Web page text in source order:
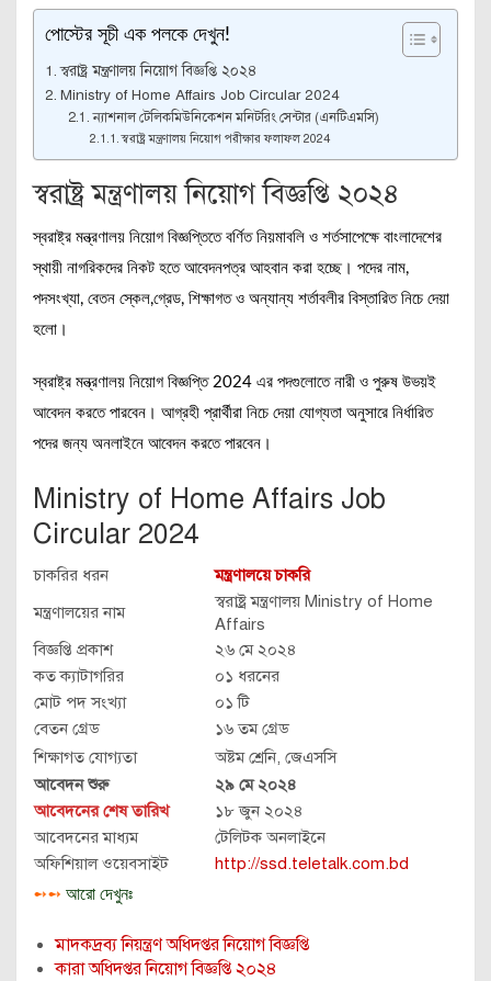
পোস্টের সূচী এক পলকে দেখুন!
স্বরাষ্ট্র মন্ত্রণালয় নিয়োগ বিজ্ঞপ্তি ২০২৪
Ministry of Home Affairs Job Circular 2024
ন্যাশনাল টেলিকমিউনিকেশন মনিটরিং সেন্টার (এনটিএমসি)
স্বরাষ্ট্র মন্ত্রণালয় নিয়োগ পরীক্ষার ফলাফল 2024
স্বরাষ্ট্র মন্ত্রণালয় নিয়োগ বিজ্ঞপ্তি ২০২৪
স্বরাষ্ট্র মন্ত্রণালয় নিয়োগ বিজ্ঞপ্তিতে বর্ণিত নিয়মাবলি ও শর্তসাপেক্ষে বাংলাদেশের
স্থায়ী নাগরিকদের নিকট হতে আবেদনপত্র আহবান করা হচ্ছে। পদের নাম,
পদসংখ্যা, বেতন স্কেল,গ্রেড, শিক্ষাগত ও অন্যান্য শর্তাবলীর বিস্তারিত নিচে দেয়া
হলো।
স্বরাষ্ট্র মন্ত্রণালয় নিয়োগ বিজ্ঞপ্তি 2024 এর পদগুলোতে নারী ও পুরুষ উভয়ই
আবেদন করতে পারবেন। আগ্রহী প্রার্থীরা নিচে দেয়া যোগ্যতা অনুসারে নির্ধারিত
পদের জন্য অনলাইনে আবেদন করতে পারবেন।
Ministry of Home Affairs Job
Circular 2024
চাকরির ধরন
মন্ত্রণালয়ে চাকরি
মন্ত্রণালয়ের নাম
স্বরাষ্ট্র মন্ত্রণালয় Ministry of Home
Affairs
বিজ্ঞপ্তি প্রকাশ
২৬ মে ২০২৪
কত ক্যাটাগরির
০১ ধরনের
মোট পদ সংখ্যা
০১ টি
বেতন গ্রেড
১৬ তম গ্রেড
শিক্ষাগত যোগ্যতা
অষ্টম শ্রেনি, জেএসসি
আবেদন শুরু
২৯ মে ২০২৪
আবেদনের শেষ তারিখ
১৮ জুন ২০২৪
আবেদনের মাধ্যম
টেলিটক অনলাইনে
অফিশিয়াল ওয়েবসাইট
http://ssd.teletalk.com.bd
➻➻ আরো দেখুনঃ
মাদকদ্রব্য নিয়ন্ত্রণ অধিদপ্তর নিয়োগ বিজ্ঞপ্তি
কারা অধিদপ্তর নিয়োগ বিজ্ঞপ্তি ২০২৪